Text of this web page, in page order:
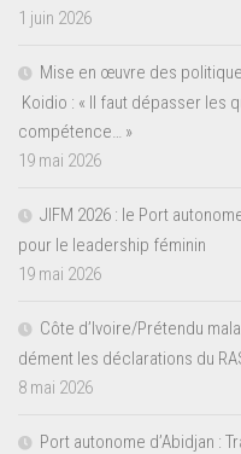
1 juin 2026
Mise en œuvre des
Koidio : « Il faut dépasser les
compétence… »
19 mai 2026
JIFM 2026 : le Port
pour le leadership féminin
19 mai 2026
Côte d’Ivoire/Prétendu
dément les déclarations du
8 mai 2026
Port autonome d’Abidjan :